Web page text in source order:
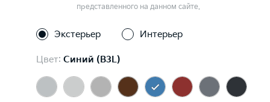
представленного на данном сайте.
Экстерьер Интерьер
Цвет: Синий (B3L)